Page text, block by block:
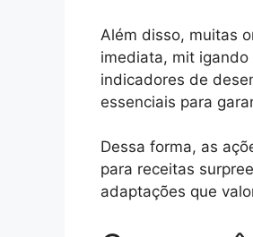
Além disso, muitas
imediata, mit
indicadores de
essenciais para
Dessa forma, as
para receitas
adaptações que